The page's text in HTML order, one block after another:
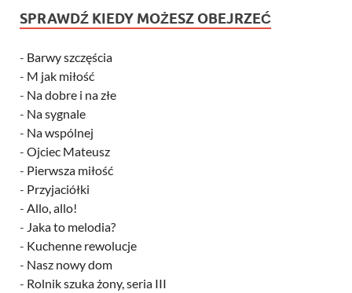
SPRAWDŹ KIEDY MOŻESZ OBEJRZEĆ
- Barwy szczęścia
- M jak miłość
- Na dobre i na złe
- Na sygnale
- Na wspólnej
- Ojciec Mateusz
- Pierwsza miłość
- Przyjaciółki
- Allo, allo!
- Jaka to melodia?
- Kuchenne rewolucje
- Nasz nowy dom
- Rolnik szuka żony, seria III